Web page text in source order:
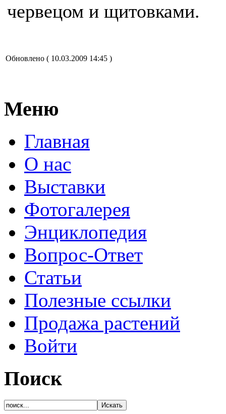
червецом и щитовками.
Обновлено ( 10.03.2009 14:45 )
Меню
Главная
О нас
Выставки
Фотогалерея
Энциклопедия
Вопрос-Ответ
Статьи
Полезные ссылки
Продажа растений
Войти
Поиск